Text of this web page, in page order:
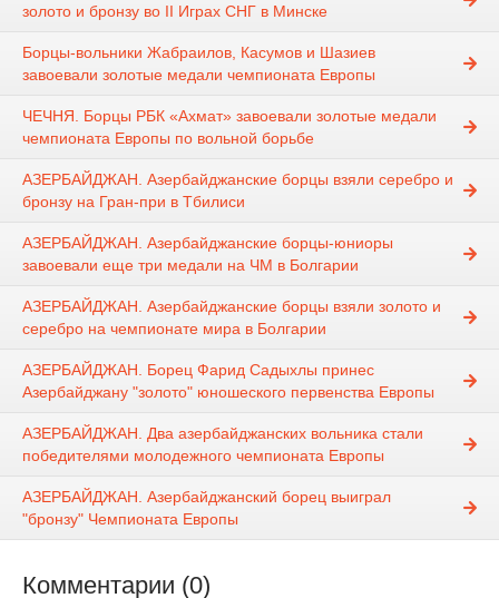
золото и бронзу во II Играх СНГ в Минске
Борцы-вольники Жабраилов, Касумов и Шазиев
завоевали золотые медали чемпионата Европы
ЧЕЧНЯ. Борцы РБК «Ахмат» завоевали золотые медали
чемпионата Европы по вольной борьбе
АЗЕРБАЙДЖАН. Азербайджанские борцы взяли серебро и
бронзу на Гран-при в Тбилиси
АЗЕРБАЙДЖАН. Азербайджанские борцы-юниоры
завоевали еще три медали на ЧМ в Болгарии
АЗЕРБАЙДЖАН. Азербайджанские борцы взяли золото и
серебро на чемпионате мира в Болгарии
АЗЕРБАЙДЖАН. Борец Фарид Садыхлы принес
Азербайджану "золото" юношеского первенства Европы
АЗЕРБАЙДЖАН. Два азербайджанских вольника стали
победителями молодежного чемпионата Европы
АЗЕРБАЙДЖАН. Азербайджанский борец выиграл
"бронзу" Чемпионата Европы
Комментарии (0)